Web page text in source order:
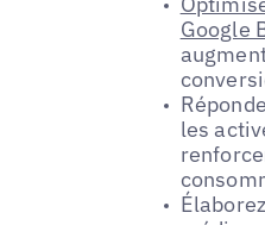
Google
les